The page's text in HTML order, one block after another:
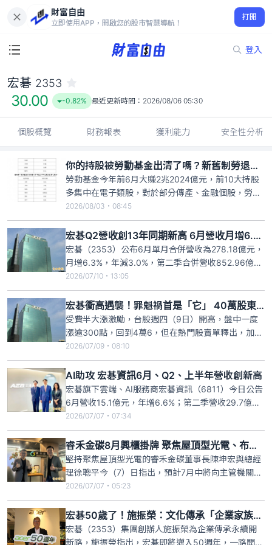
財富自由
立即使用APP，開啟您的股市智慧導航！
打開
登入
30.00
-0.82%
宏碁 2353
30.00 -0.82% 最近更新時間： 2026/08/06 05:30
個股概覽 財務報表 獲利能力 安全性分析
你的持股被勞動基金出清了嗎？新舊制勞退最新「清倉名單」一次看
勞動基金今年前6月大賺2兆2024億元，前10大持股
多集中在電子類股，對於部分傳產、金融個股，勞動
基金狠心「出清」，以新制勞退及勞保基金為例，至
6月底聯手出清了正新、宏碁、台郡及巨大。舊制勞
退基金出清持股的動作更加積極，根據公告，出清持
股包含傳統產業、電子科技產業以及金融業多達8
檔，包含台泥、士電、
2026/08/03・08:45
宏碁Q2營收創13年同期新高 6月營收月增6.3％
宏碁（2353）公布6月單月合併營收為278.18億元，
月增6.3%，年減3.0%，第二季合併營收852.96​億
元，創下​13年以來​同期新高，年增28.​2%，今年上半​
年合併營收​1577.​27億元，​年增23.​3%。宏碁表示，
個人電腦營收第二季年增22.0%、累計上半年年增
18.9%，主
2026/07/10・13:05
宏碁衝高遇襲！罪魁禍首是「它」 40萬股東空歡喜一場
受費半大漲激勵，台股週四（9日）開高，盤中一度
漲逾300點，回到4萬6，但在熱門股賣單釋出，加上
晶圓雙雄等權值股殺尾盤下，終場指數下跌379點，
震盪逾700點，雖然投信再買超154.1億元，但卻對擁
有逾40萬股東的宏碁，持續提款，今再賣超2882
張，受此影響，宏碁股價從33.75元一路往下走，終
場收
2026/07/09・08:10
AI助攻 宏碁資訊6月、Q2、上半年營收創新高
宏碁旗下雲端、AI服務商宏碁資訊（6811）今日公告
6月營收15.1億元，年增6.6%；第二季營收29.7億
元、年增15.6%；上半年累計營收為59.2億元、年增
16%，單月、單季、上半年均創新高，且連續5年增
長。展望下半年，宏碁資訊表示，因全球企業AI投資
持續升溫，市場需求正由生成式AI生產力工具
2026/07/07・07:34
睿禾金碳8月興櫃掛牌 聚焦屋頂型光電、布局氫能
堅持聚焦屋頂型光電的睿禾金碳董事長陳坤宏與總經
理徐聰平今（7）日指出，預計7月中將向主管機關遞
交公開說明書，8月申請登錄興櫃，同時明年將辦理
首次股票公開發行（IPO）相關作業，主要股東包括
宏碁（2353）、持股約26%，其餘全球人壽、凱基
人壽、台新金控創投、國泰金控創投、亞力
（1514）、兆聯（69
2026/07/07・05:23
宏碁50歲了！施振榮：文化傳承「企業家族」優於血緣傳承「家族企業」
宏碁（2353）集團創辦人施振榮為企業傳承永續開
新路，施振榮指出，宏碁即將邁入50週年，一路開枝